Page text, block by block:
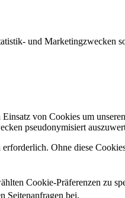
und
von Cookies um
pseudonymisiert
Ohne diese
Cookie-Präferenzen zu
Seitenanfragen bei.